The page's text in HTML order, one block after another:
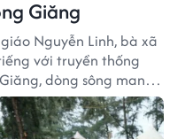
Giăng
Nguyễn Linh, bà xã
với truyền thống
dòng sông mang